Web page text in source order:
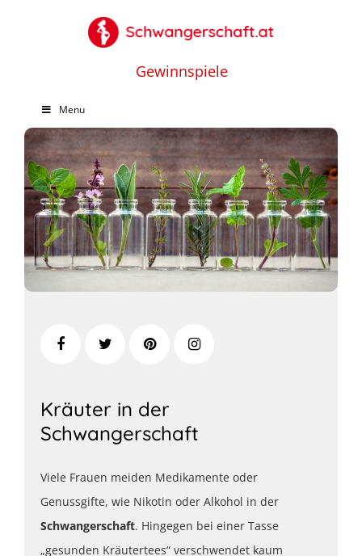
Gewinnspiele
Menu
Kräuter in der
Schwangerschaft
Viele Frauen meiden Medikamente oder
Genussgifte, wie Nikotin oder Alkohol in der
Schwangerschaft. Hingegen bei einer Tasse
„gesunden Kräutertees“ verschwendet kaum